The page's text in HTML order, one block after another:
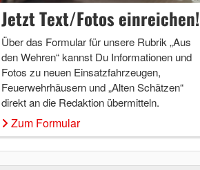
Jetzt Text/Fotos einreichen!
Über das Formular für unsere Rubrik „Aus
den Wehren“ kannst Du Informationen und
Fotos zu neuen Einsatzfahrzeugen,
Feuerwehrhäusern und „Alten Schätzen“
direkt an die Redaktion übermitteln.
Zum Formular